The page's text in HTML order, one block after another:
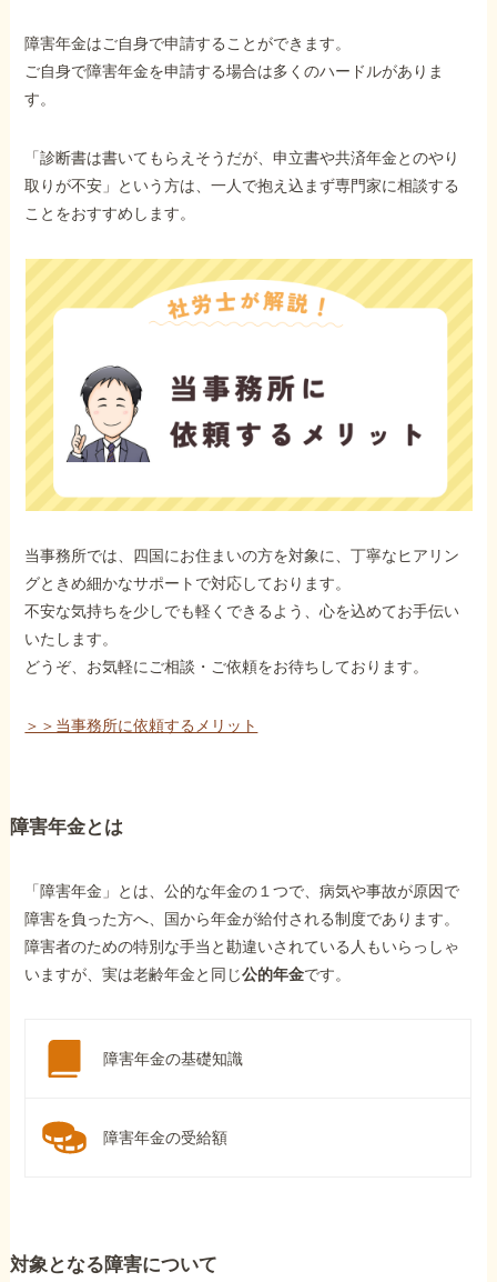
障害年金はご自身で申請することができます。
ご自身で障害年金を申請する場合は多くのハードルがありま
す。
「診断書は書いてもらえそうだが、申立書や共済年金とのやり
取りが不安」という方は、一人で抱え込まず専門家に相談する
ことをおすすめします。
当事務所では、四国にお住まいの方を対象に、丁寧なヒアリン
グときめ細かなサポートで対応しております。
不安な気持ちを少しでも軽くできるよう、心を込めてお手伝い
いたします。
どうぞ、お気軽にご相談・ご依頼をお待ちしております。
＞＞当事務所に依頼するメリット
障害年金とは
「障害年金」とは、公的な年金の１つで、病気や事故が原因で
障害を負った方へ、国から年金が給付される制度であります。
障害者のための特別な手当と勘違いされている人もいらっしゃ
いますが、実は老齢年金と同じ公的年金です。
障害年金の基礎知識
障害年金の受給額
対象となる障害について